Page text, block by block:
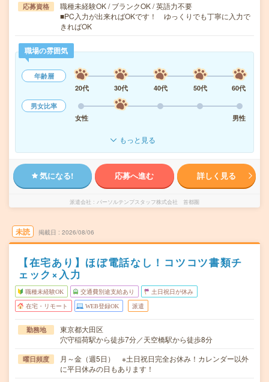
応募資格
職種未経験OK / ブランクOK / 英語力不要
■PC入力が出来ればOKです！ ゆっくりでも丁寧に入力で
きればOK
職場の雰囲気
年齢層
20代
30代 40代 50代
60代
男女比率
女性
男性
もっと見る
気になる! 応募へ進む 詳しく見る
派遣会社 パーソルテンプスタッフ株式会社 首都圏
未読 掲載日 2026/08/06
【在宅あり】ほぼ電話なし！コツコツ書類チ
ェック×入力
職種未経験OK 交通費別途支給あり 土日祝日が休み
在宅・リモート WEB登録OK 派遣
勤務地
東京都大田区
穴守稲荷駅から徒歩7分／天空橋駅から徒歩8分
曜日頻度
月～金（週5日） ※土日祝日完全お休み！カレンダー以外
に平日休みの日もあります！